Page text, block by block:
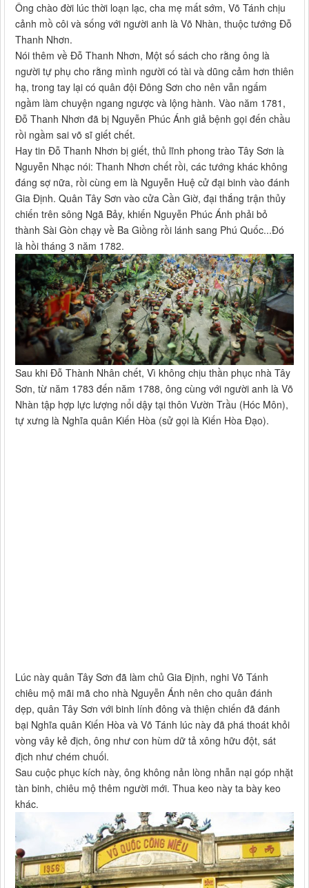
Ông chào đời lúc thời loạn lạc, cha mẹ mất sớm, Võ Tánh chịu
cảnh mồ côi và sống với người anh là Võ Nhàn, thuộc tướng Đỗ
Thanh Nhơn.
Nói thêm về Đỗ Thanh Nhơn, Một số sách cho rằng ông là
người tự phụ cho rằng mình người có tài và dũng cảm hơn thiên
hạ, trong tay lại có quân đội Đông Sơn cho nên vẫn ngấm
ngầm làm chuyện ngang ngược và lộng hành. Vào năm 1781,
Đỗ Thanh Nhơn đã bị Nguyễn Phúc Ánh giả bệnh gọi đến chầu
rồi ngầm sai võ sĩ giết chết.
Hay tin Đỗ Thanh Nhơn bị giết, thủ lĩnh phong trào Tây Sơn là
Nguyễn Nhạc nói: Thanh Nhơn chết rồi, các tướng khác không
đáng sợ nữa, rồi cùng em là Nguyễn Huệ cử đại binh vào đánh
Gia Định. Quân Tây Sơn vào cửa Cần Giờ, đại thắng trận thủy
chiến trên sông Ngã Bảy, khiến Nguyễn Phúc Ánh phải bỏ
thành Sài Gòn chạy về Ba Giồng rồi lánh sang Phú Quốc...Đó
là hồi tháng 3 năm 1782.
Sau khi Đỗ Thành Nhân chết, Vì không chịu thần phục nhà Tây
Sơn, từ năm 1783 đến năm 1788, ông cùng với người anh là Võ
Nhàn tập hợp lực lượng nổi dậy tại thôn Vườn Trầu (Hóc Môn),
tự xưng là Nghĩa quân Kiến Hòa (sử gọi là Kiến Hòa Đạo).
Lúc này quân Tây Sơn đã làm chủ Gia Định, nghi Võ Tánh
chiêu mộ mãi mã cho nhà Nguyễn Ánh nên cho quân đánh
dẹp, quân Tây Sơn với binh lính đông và thiện chiến đã đánh
bại Nghĩa quân Kiến Hòa và Võ Tánh lúc này đã phá thoát khỏi
vòng vây kẻ địch, ông như con hùm dữ tả xông hữu đột, sát
địch như chém chuối.
Sau cuộc phục kích này, ông không nản lòng nhẫn nại góp nhặt
tàn binh, chiêu mộ thêm người mới. Thua keo này ta bày keo
khác.